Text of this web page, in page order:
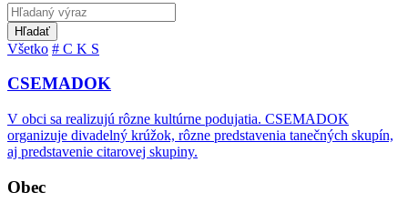
Hľadať
Všetko # C K S
CSEMADOK
V obci sa realizujú rôzne kultúrne podujatia. CSEMADOK
organizuje divadelný krúžok, rôzne predstavenia tanečných skupín,
aj predstavenie citarovej skupiny.
Obec